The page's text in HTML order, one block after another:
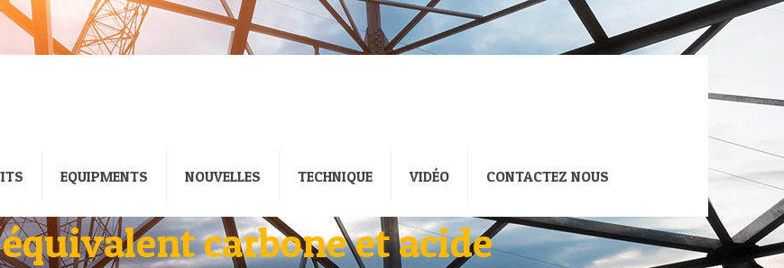
EQUIPMENTS NOUVELLES TECHNIQUE VIDÉO CONTACTEZ NOUS
carbone et acide